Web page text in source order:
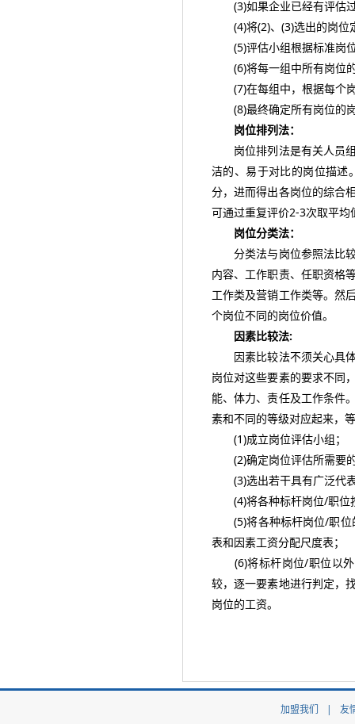
(3)如果企业已经有评估过
(4)将(2)、(3)选出的岗位
(5)评估小组根据标准岗位
(6)将每一组中所有岗位的
(7)在每组中，根据每个岗
(8)最终确定所有岗位的
岗位排列法：
岗位排列法是有关人员组
洁的、易于对比的岗位描述
分，进而得出各岗位的综合
可通过重复评价2-3次取平均
岗位分类法：
分类法与岗位参照法比较
内容、工作职责、任职资格
工作类及营销工作类等。然
个岗位不同的岗位价值。
因素比较法:
因素比较法不须关心具体
岗位对这些要素的要求不同
能、体力、责任及工作条件
素和不同的等级对应起来，
(1)成立岗位评估小组；
(2)确定岗位评估所需要的
(3)选出若干具有广泛代
(4)将各种标杆岗位/职位
(5)将各种标杆岗位/职位
表和因素工资分配尺度表；
(6)将标杆岗位/职位以外
较，逐一要素地进行判定，
岗位的工资。
加盟我们 |
友